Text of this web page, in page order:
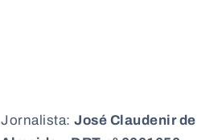
Jornalista: José Claudenir de